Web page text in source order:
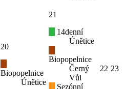
20
Biopopelnice
Únětice
21
14denní
Únětice
Biopopelnice
Černý
Vůl
Sezónní
22 23